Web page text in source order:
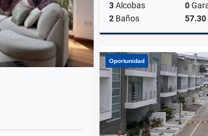
3Alcobas 0
2 Baños 57.30
Oportunidad